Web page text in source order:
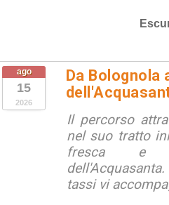
ago
15
2026
Da Bolognola
Il percorso
nel suo tratto
fresca e
tassi vi